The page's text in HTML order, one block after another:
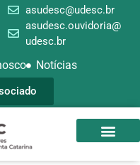
asudesc@udesc.br
asudesc.ouvidoria@
udesc.br
Notícias